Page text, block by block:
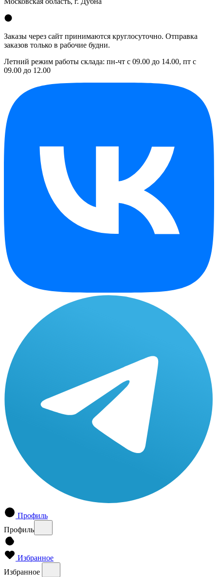
Заказы через сайт принимаются круглосуточно. Отправка
заказов только в рабочие будни.
Летний режим работы склада: пн-чт с 09.00 до 14.00, пт с
09.00 до 12.00
Профиль
Профиль
Избранное
Избранное